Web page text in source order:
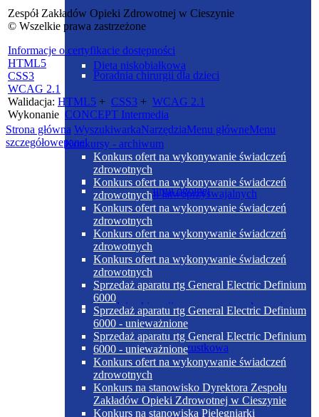
Poradnia chirurgii dla dzieci
Poradnia chirurgii ogólnej
Poradnia chirurgii urazowo-ortopedycznej
Dieta niskobiałkowa
Dieta niskoelektrolitowa normobiałkowa z
ograniczeniem łatwoprzyswajalnych
węglowodanów
Dieta cukrzycowo-trzustkowa
Konkursy - archiwum
Konkurs ofert na wykonywanie świadczeń
zdrowotnych
Konkurs ofert na wykonywanie świadczeń
zdrowotnych
Konkurs ofert na wykonywanie świadczeń
zdrowotnych
Konkurs ofert na wykonywanie świadczeń
zdrowotnych
Konkurs ofert na wykonywanie świadczeń
zdrowotnych
Sprzedaż aparatu rtg General Electric Definium
6000
Sprzedaż aparatu rtg General Electric Definium
6000 - unieważnione
Sprzedaż aparatu rtg General Electric Definium
6000 - unieważnione
Konkurs ofert na wykonywanie świadczeń
zdrowotnych
Konkurs na stanowisko Dyrektora Zespołu
Zakładów Opieki Zdrowotnej w Cieszynie
Konkurs na stanowiska Pielęgniarki
Zespół Zakładów Opieki Zdrowotnej w Cieszynie
© Wszelkie prawa zastrzeżone
Informacje o certyfikacie dostępności
HTML5
CSS3
WCAG 2.1
Walidacja: HTML5 + CSS3 + WCAG 2.1
Wykonanie CONCEPT Intermedia
Strona główna WyszukiwarkaNarzędziaMenu główneMenu
szczegółowepanel